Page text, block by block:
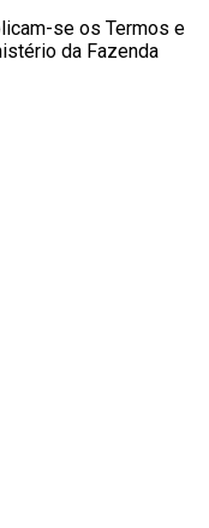
se os Termos e
da Fazenda